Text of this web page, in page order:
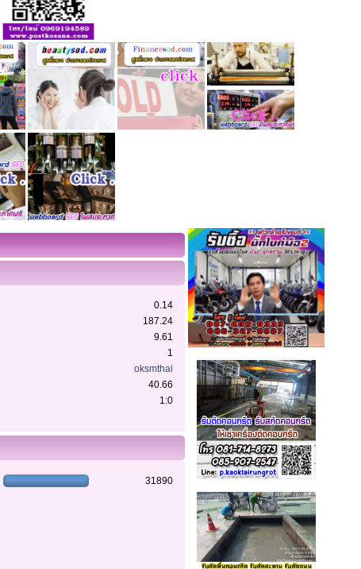
0.14
187.24
9.61
1
oksmthai
40.66
1:0
31890